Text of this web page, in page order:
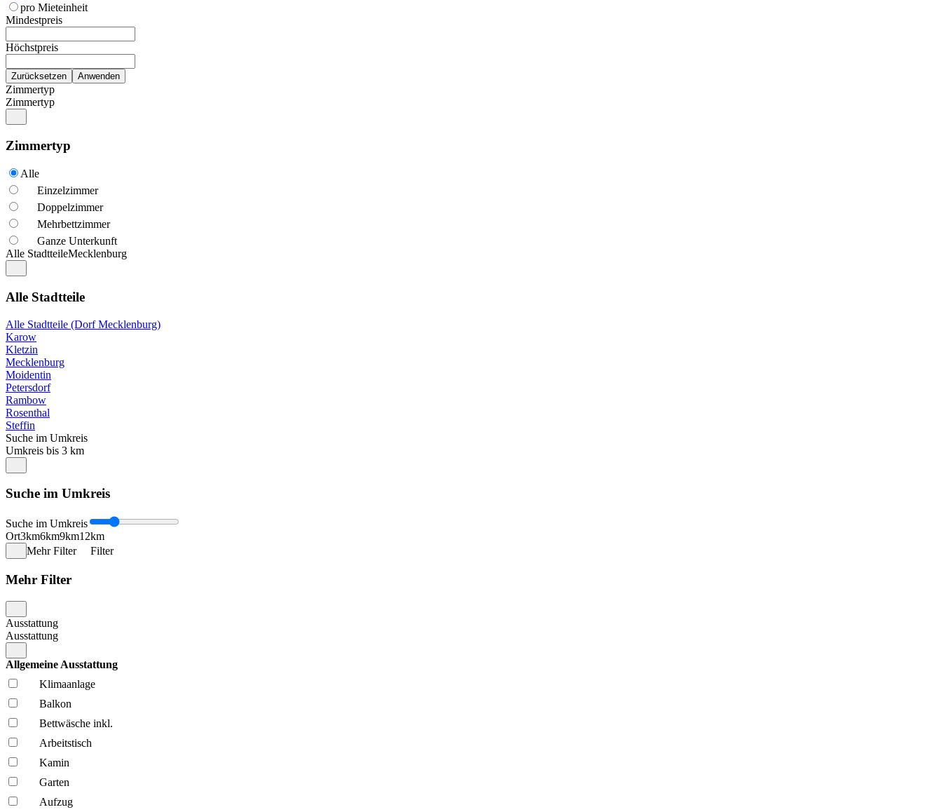
pro Mieteinheit
Mindestpreis
Höchstpreis
Zimmertyp
Zimmertyp
Zimmertyp
Alle
Einzelzimmer
Doppelzimmer
Mehrbettzimmer
Ganze Unterkunft
Alle StadtteileMecklenburg
Alle Stadtteile
Alle Stadtteile (Dorf Mecklenburg)
Karow
Kletzin
Mecklenburg
Moidentin
Petersdorf
Rambow
Rosenthal
Steffin
Suche im Umkreis
Umkreis bis 3 km
Suche im Umkreis
Suche im Umkreis
Ort3km6km9km12km
Mehr Filter
Filter
Mehr Filter
Ausstattung
Ausstattung
Allgemeine Ausstattung
Klima­anlage
Balkon
Bettwäsche inkl.
Arbeitstisch
Kamin
Garten
Aufzug